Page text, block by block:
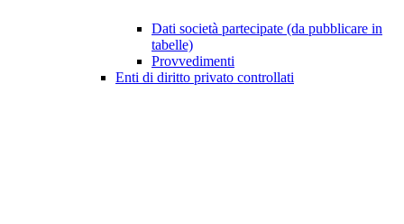
Dati società partecipate (da pubblicare in
tabelle)
Provvedimenti
Enti di diritto privato controllati